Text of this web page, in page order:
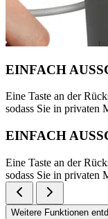
EINFACH
Eine Taste an der
sodass Sie in privaten
EINFACH
Eine Taste an der
sodass Sie in privaten
Weitere Funktionen